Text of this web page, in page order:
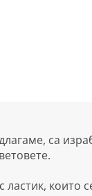
са
които